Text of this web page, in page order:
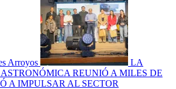
Arroyos
LA
REUNIÓ A MILES DE
A IMPULSAR AL SECTOR